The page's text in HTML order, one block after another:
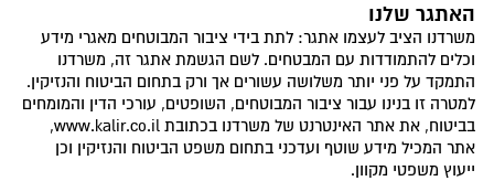
האתגר שלנו
משרדנו הציב לעצמו אתגר: לתת בידי ציבור המבוטחים מאגרי מידע
וכלים להתמודדות עם המבטחים. לשם הגשמת אתגר זה, משרדנו
התמקד על פני יותר משלושה עשורים אך ורק בתחום הביטוח והנזיקין.
למטרה זו בנינו עבור ציבור המבוטחים, השופטים, עורכי הדין והמומחים
בביטוח, את אתר האינטרנט של משרדנו בכתובת www.kalir.co.il,
אתר המכיל מידע שוטף ועדכני בתחום משפט הביטוח והנזיקין וכן
ייעוץ משפטי מקוון.